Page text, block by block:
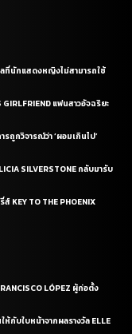
ลที่นักแสดงหญิงไม่สามารถใช้
แฟนสาวอัจฉริยะ
รถูกวิจารณ์ว่า ‘ผอมเกินไป’
SILVERSTONE กลับมารับ
KEY TO THE PHOENIX
LÓPEZ ผู้ก่อตั้ง
ห้กับใบหน้าจากผลรางวัล ELLE